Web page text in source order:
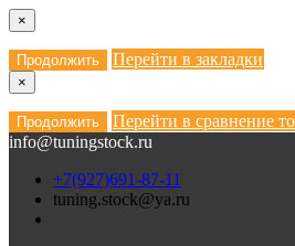
×
Продолжить Перейти в закладки
×
Продолжить
Перейти в сравнение
info@tuningstock.ru
+7(927)691-87-11
tuning.stock@ya.ru